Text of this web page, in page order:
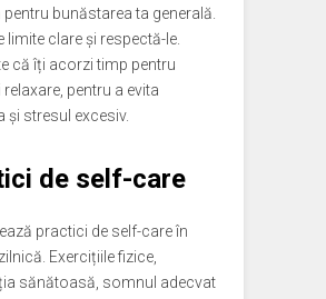
bunăstarea ta generală.
limite clare și respectă-le.
că îți acorzi timp pentru
pentru a evita
și stresul excesiv.
de self-care
practici de self-care în
Exercițiile fizice,
sănătoasă, somnul adecvat